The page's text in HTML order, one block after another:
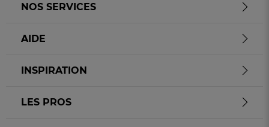
NOS SERVICES
AIDE
INSPIRATION
LES PROS